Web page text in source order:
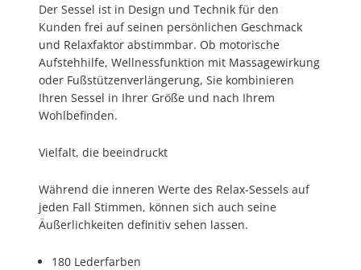
Der Sessel ist in Design und Technik für den
Kunden frei auf seinen persönlichen Geschmack
und Relaxfaktor abstimmbar. Ob motorische
Aufstehhilfe, Wellnessfunktion mit Massagewirkung
oder Fußstützenverlängerung, Sie kombinieren
Ihren Sessel in Ihrer Größe und nach Ihrem
Wohlbefinden.
Vielfalt, die beeindruckt
Während die inneren Werte des Relax-Sessels auf
jeden Fall Stimmen, können sich auch seine
Äußerlichkeiten definitiv sehen lassen.
180 Lederfarben